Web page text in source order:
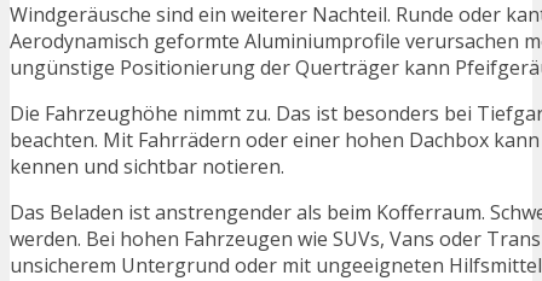
Windgeräusche sind ein weiterer Nachteil. Runde oder
Aerodynamisch geformte Aluminiumprofile verursachen
ungünstige Positionierung der Querträger kann
Die Fahrzeughöhe nimmt zu. Das ist besonders bei
beachten. Mit Fahrrädern oder einer hohen Dachbox
kennen und sichtbar notieren.
Das Beladen ist anstrengender als beim Kofferraum.
werden. Bei hohen Fahrzeugen wie SUVs, Vans oder
unsicherem Untergrund oder mit ungeeigneten